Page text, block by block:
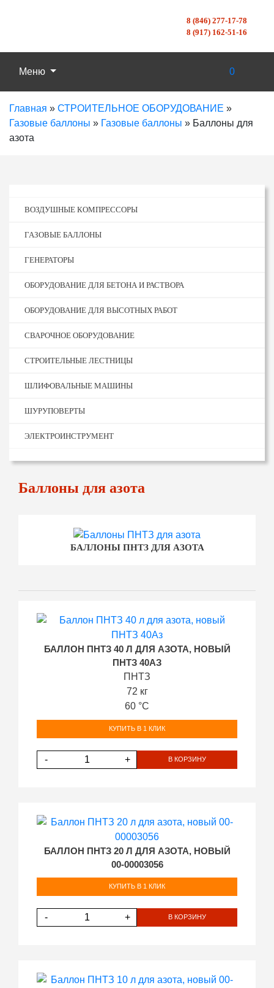
8 (846) 277-17-78
8 (917) 162-51-16
Меню 0
Главная » СТРОИТЕЛЬНОЕ ОБОРУДОВАНИЕ »
Газовые баллоны » Газовые баллоны » Баллоны для
азота
ВОЗДУШНЫЕ КОМПРЕССОРЫ
ГАЗОВЫЕ БАЛЛОНЫ
ГЕНЕРАТОРЫ
ОБОРУДОВАНИЕ ДЛЯ БЕТОНА И РАСТВОРА
ОБОРУДОВАНИЕ ДЛЯ ВЫСОТНЫХ РАБОТ
СВАРОЧНОЕ ОБОРУДОВАНИЕ
СТРОИТЕЛЬНЫЕ ЛЕСТНИЦЫ
ШЛИФОВАЛЬНЫЕ МАШИНЫ
ШУРУПОВЕРТЫ
ЭЛЕКТРОИНСТРУМЕНТ
Баллоны для азота
БАЛЛОНЫ ПНТЗ ДЛЯ АЗОТА
БАЛЛОН ПНТЗ 40 Л ДЛЯ АЗОТА, НОВЫЙ
ПНТЗ 40АЗ
ПНТЗ
72 кг
60 °С
КУПИТЬ В 1 КЛИК
- + В КОРЗИНУ
БАЛЛОН ПНТЗ 20 Л ДЛЯ АЗОТА, НОВЫЙ
00-00003056
КУПИТЬ В 1 КЛИК
- + В КОРЗИНУ